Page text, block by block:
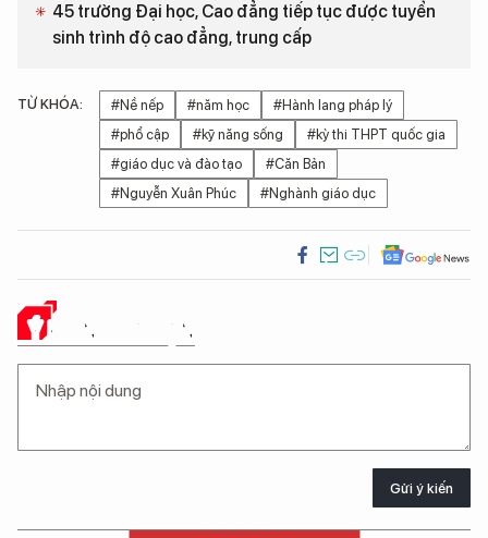
45 trường Đại học, Cao đẳng tiếp tục được tuyển
sinh trình độ cao đẳng, trung cấp
TỪ KHÓA: #Nề nếp #năm học
#Hành lang pháp lý
#phổ cập
#kỹ năng sống
#kỳ thi THPT quốc gia
#giáo dục và đào tạo
#Căn Bản
#Nguyễn Xuân Phúc
#Nghành giáo dục
Ý KIẾN CỦA BẠN
Gửi ý kiến